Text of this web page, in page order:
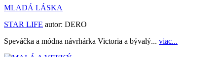
MLADÁ LÁSKA
STAR LIFE autor: DERO
Speváčka a módna návrhárka Victoria a bývalý... viac...